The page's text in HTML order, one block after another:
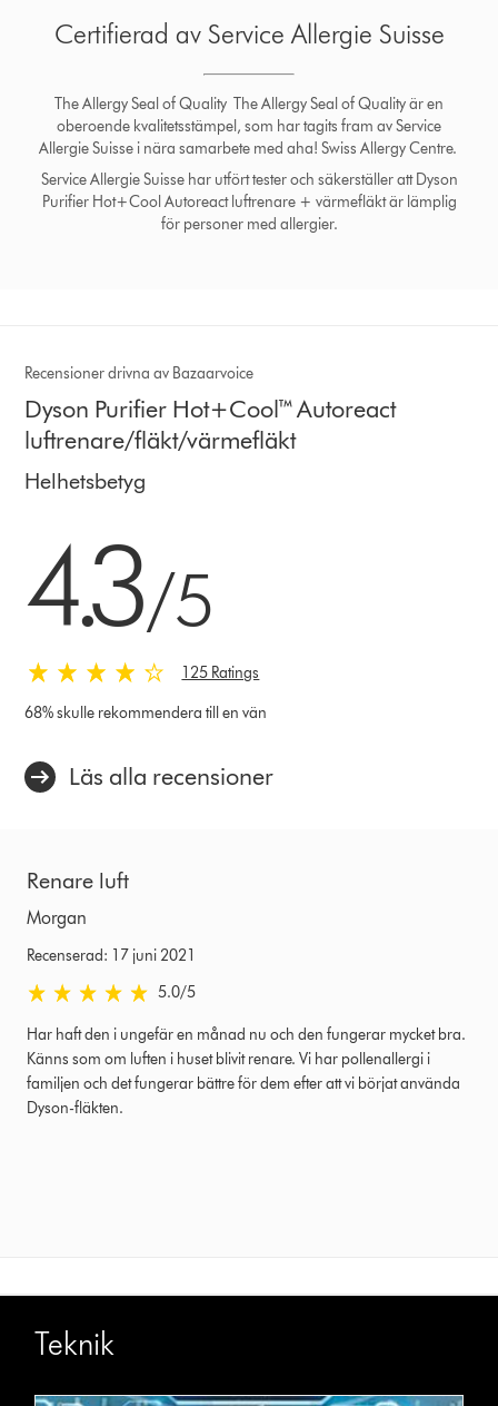
Certifierad av Service Allergie Suisse
The Allergy Seal of Quality The Allergy Seal of Quality är en
oberoende kvalitetsstämpel, som har tagits fram av Service
Allergie Suisse i nära samarbete med aha! Swiss Allergy Centre.
Service Allergie Suisse har utfört tester och säkerställer att Dyson
Purifier Hot+Cool Autoreact luftrenare + värmefläkt är lämplig
för personer med allergier.
Recensioner drivna av Bazaarvoice
Dyson Purifier Hot+Cool™ Autoreact
luftrenare/fläkt/värmefläkt
Helhetsbetyg
4.3/5
125 Ratings
68% skulle rekommendera till en vän
Läs alla recensioner
Renare luft
Morgan
Recenserad: 17 juni 2021
5.0 stjärnor av 5 från Recenserad: 17 juni 2021 Ratings
5.0/5
Har haft den i ungefär en månad nu och den fungerar mycket bra.
Känns som om luften i huset blivit renare. Vi har pollenallergi i
familjen och det fungerar bättre för dem efter att vi börjat använda
Dyson-fläkten.
Teknik